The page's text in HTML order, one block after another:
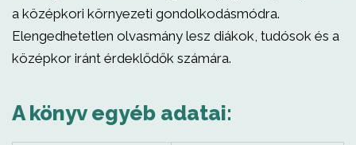
a középkori környezeti gondolkodásmódra.
Elengedhetetlen olvasmány lesz diákok, tudósok és a
középkor iránt érdeklődők számára.
A könyv egyéb adatai: